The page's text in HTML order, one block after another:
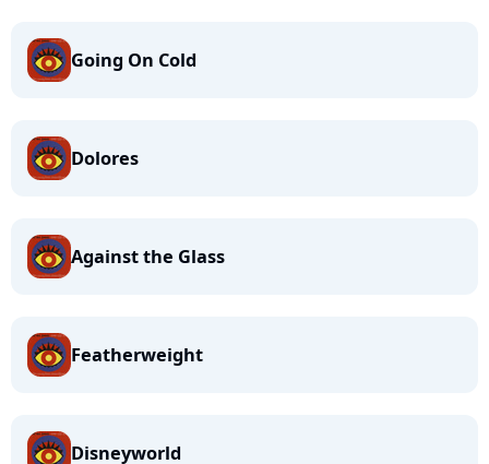
Going On Cold
Dolores
Against the Glass
Featherweight
Disneyworld